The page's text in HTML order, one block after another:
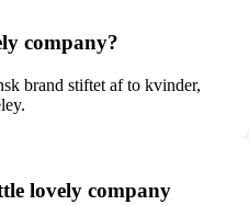
company?
brand stiftet af to kvinder,
lovely company